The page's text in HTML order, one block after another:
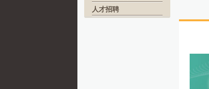
人才招聘